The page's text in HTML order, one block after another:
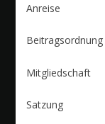
Anreise
Beitragsordnung
Mitgliedschaft
Satzung